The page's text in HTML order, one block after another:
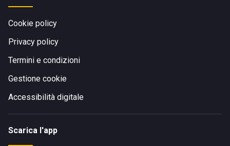
Cookie policy
Privacy policy
Termini e condizioni
Gestione cookie
Accessibilità digitale
Scarica l'app